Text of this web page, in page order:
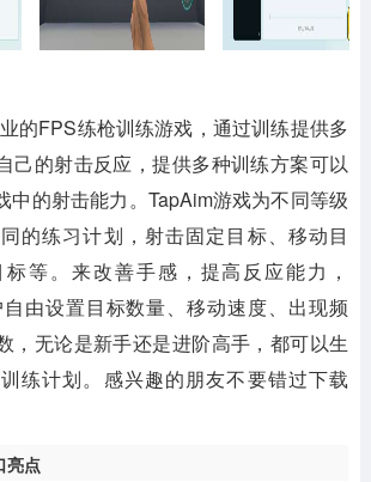
的FPS练枪训练游戏，通过训练提供多
己的射击反应，提供多种训练方案可以
中的射击能力。TapAim游戏为不同等级
的练习计划，射击固定目标、移动目
等。来改善手感，提高反应能力，
由设置目标数量、移动速度、出现频
，无论是新手还是进阶高手，都可以生
练计划。感兴趣的朋友不要错过下载
亮点